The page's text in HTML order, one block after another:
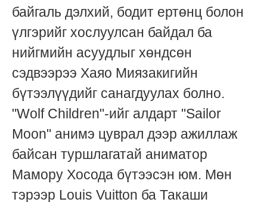
байгаль дэлхий, бодит ертөнц болон
үлгэрийг хослуулсан байдал ба
нийгмийн асуудлыг хөндсөн
сэдвээрээ Хаяо Миязакигийн
бүтээлүүдийг санагдуулах болно.
"Wolf Children"-ийг алдарт "Sailor
Moon" анимэ цуврал дээр ажиллаж
байсан туршлагатай аниматор
Мамору Хосода бүтээсэн юм. Мөн
тэрээр Louis Vuitton ба Такаши